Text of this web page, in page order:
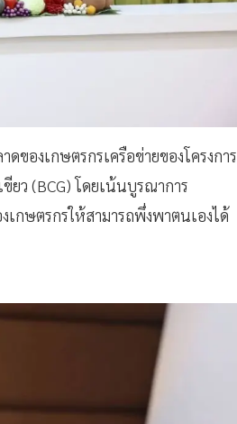
ของเกษตรกรเครือข่ายของโครงการ
ยว (BCG) โดยเน้นบูรณาการ
กษตรกรให้สามารถพึ่งพาตนเองได้